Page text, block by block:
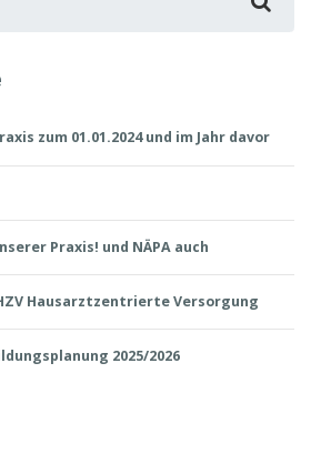
zum 01.01.2024 und im Jahr davor
Praxis! und NÄPA auch
Hausarztzentrierte Versorgung
2025/2026